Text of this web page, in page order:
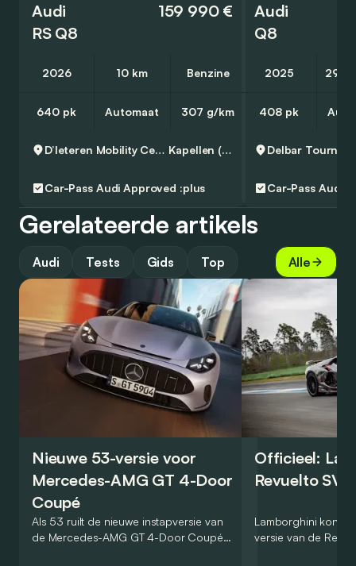
Audi
RS Q8
159 990 €
2026 10 km Benzine
640 pk Automaat 307 g/km
D’Ieteren Mobility Center Kapellen - Audi Kapellen (Antwerpen)
Car-Pass Audi Approved :plus
Audi
Q8
2025 29
408 pk
Delbar Tournai
Car-Pass Audi
Gerelateerde artikels
Audi Tests Gids Top Alle
Nieuwe 53-versie voor
Mercedes-AMG GT 4-Door
Coupé
Als 53 ruilt de nieuwe instapversie van
de Mercedes-AMG GT 4-Door Coupé
Officieel:
Revuelto SV
Lamborghini
versie van de